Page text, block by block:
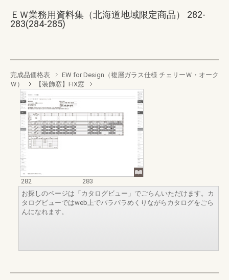
ＥＷ業務用資料集（北海道地域限定商品） 282-
283(284-285)
完成品価格表
EW for Design（複層ガラス仕様 チェリーＷ・オーク
Ｗ）
【装飾窓】FIX窓
282
283
お探しのページは「カタログビュー」でごらんいただけます。カ
タログビューではweb上でパラパラめくりながらカタログをごら
んになれます。